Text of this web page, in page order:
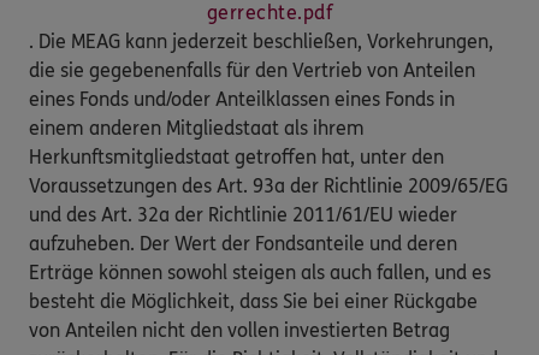
gerrechte.pdf
. Die MEAG kann jederzeit beschließen, Vorkehrungen,
die sie gegebenenfalls für den Vertrieb von Anteilen
eines Fonds und/oder Anteilklassen eines Fonds in
einem anderen Mitgliedstaat als ihrem
Herkunftsmitgliedstaat getroffen hat, unter den
Voraussetzungen des Art. 93a der Richtlinie 2009/65/EG
und des Art. 32a der Richtlinie 2011/61/EU wieder
aufzuheben. Der Wert der Fondsanteile und deren
Erträge können sowohl steigen als auch fallen, und es
besteht die Möglichkeit, dass Sie bei einer Rückgabe
von Anteilen nicht den vollen investierten Betrag